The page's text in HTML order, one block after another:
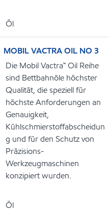
Öl
MOBIL VACTRA OIL NO 3
Die Mobil Vactra™ Oil Reihe
sind Bettbahnöle höchster
Qualität, die speziell für
höchste Anforderungen an
Genauigkeit,
Kühlschmierstoffabscheidun
g und für den Schutz von
Präzisions-
Werkzeugmaschinen
konzipiert wurden.
Öl